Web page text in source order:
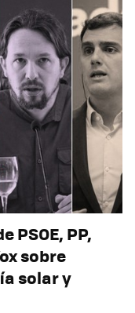
PSOE, PP,
sobre
solar y